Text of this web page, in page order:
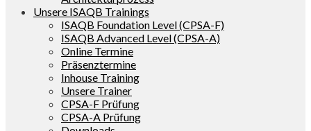
Unsere ISAQB Trainings
ISAQB Foundation Level (CPSA-F)
ISAQB Advanced Level (CPSA-A)
Online Termine
Präsenztermine
Inhouse Training
Unsere Trainer
CPSA-F Prüfung
CPSA-A Prüfung